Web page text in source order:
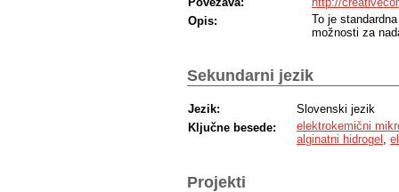
Opis:
To je
možnosti za
Sekundarni jezik
Jezik:
Slovenski jezik
Ključne besede:
elektrokemični
alginatni hidrogel
Projekti